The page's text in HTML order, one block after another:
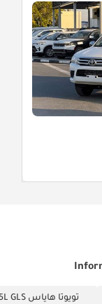
تويوتا هاياس 3.5L GLS